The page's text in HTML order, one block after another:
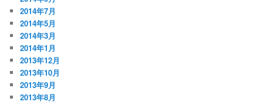
2014年7月
2014年5月
2014年3月
2014年1月
2013年12月
2013年10月
2013年9月
2013年8月